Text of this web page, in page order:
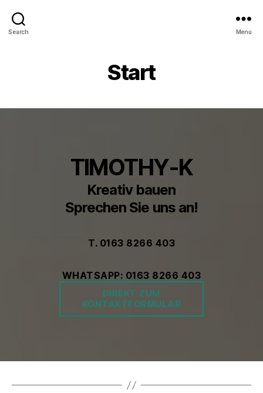
Search Menu
Start
TIMOTHY-K
Kreativ bauen
Sprechen Sie uns an!
T. 0163 8266 403
WHATSAPP: 0163 8266 403
DIREKT ZUM
KONTAKTFORMULAR